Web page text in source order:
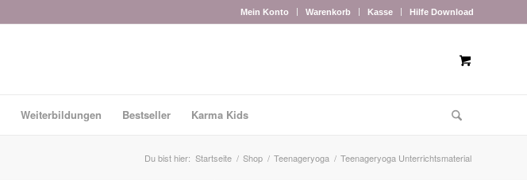
Mein Konto Warenkorb Kasse Hilfe Download
Weiterbildungen Bestseller Karma Kids
Du bist hier: Startseite / Shop / Teenageryoga / Teenageryoga Unterrichtsmaterial